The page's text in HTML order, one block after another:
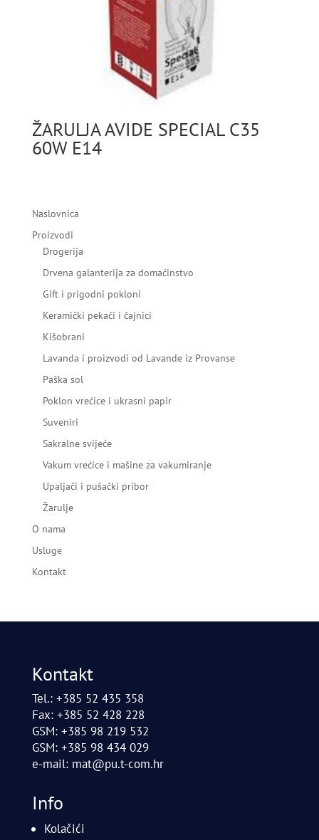
ŽARULJA AVIDE SPECIAL C35
60W E14
Naslovnica
Proizvodi
Drogerija
Drvena galanterija za domaćinstvo
Gift i prigodni pokloni
Keramički pekači i čajnici
Kišobrani
Lavanda i proizvodi od Lavande iz Provanse
Paška sol
Poklon vrećice i ukrasni papir
Suveniri
Sakralne svijeće
Vakum vrećice i mašine za vakumiranje
Upaljači i pušački pribor
Žarulje
O nama
Usluge
Kontakt
Kontakt
Tel.: +385 52 435 358
Fax: +385 52 428 228
GSM: +385 98 219 532
GSM: +385 98 434 029
e-mail: mat@pu.t-com.hr
Info
Kolačići